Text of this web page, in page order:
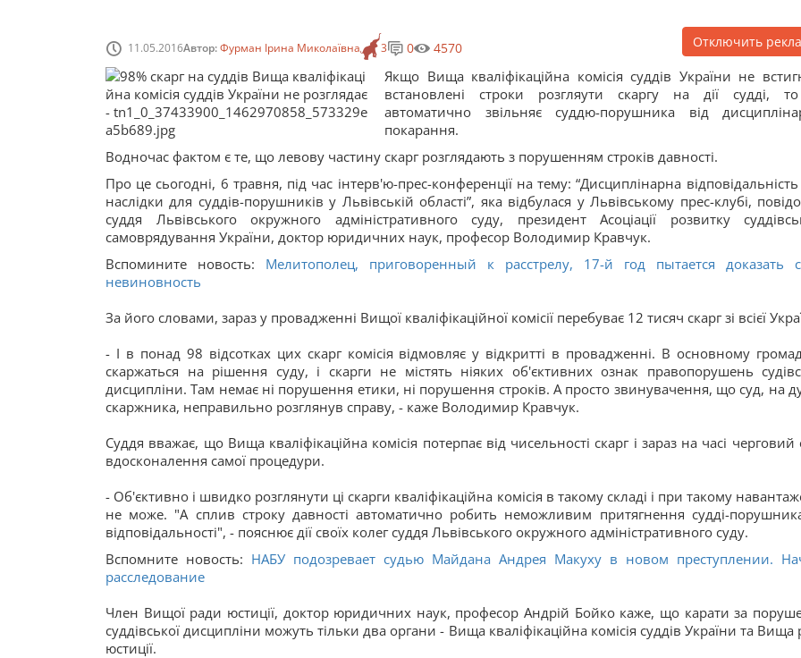
11.05.2016Автор:Фурман Ірина Миколаївна 3 0 4570 Отключить
Якщо Вища кваліфікаційна комісія суддів України не
встановлені строки розгляути скаргу на дії судді,
автоматично звільняє суддю-порушника від
покарання.
Водночас фактом є те, що левову частину скарг розглядають з порушенням строків давності.
Про це сьогодні, 6 травня, під час інтерв'ю-прес-конференції на тему: “Дисциплінарна відповідальність
наслідки для суддів-порушників у Львівській області”, яка відбулася у Львівському прес-клубі,
суддя Львівського окружного адміністративного суду, президент Асоціації розвитку
самоврядування України, доктор юридичних наук, професор Володимир Кравчук.
Вспомините новость: Мелитополец, приговоренный к расстрелу, 17-й год пытается доказать
невиновность
За його словами, зараз у провадженні Вищої кваліфікаційної комісії перебуває 12 тисяч скарг зі всієї
- І в понад 98 відсотках цих скарг комісія відмовляє у відкритті в провадженні. В основному
скаржаться на рішення суду, і скарги не містять ніяких об'єктивних ознак правопорушень
дисципліни. Там немає ні порушення етики, ні порушення строків. А просто звинувачення, що суд, на
скаржника, неправильно розглянув справу, - каже Володимир Кравчук.
Суддя вважає, що Вища кваліфікаційна комісія потерпає від чисельності скарг і зараз на часі черговий
вдосконалення самої процедури.
- Об'єктивно і швидко розглянути ці скарги кваліфікаційна комісія в такому складі і при такому
не може. "А сплив строку давності автоматично робить неможливим притягнення судді-
відповідальності", - пояснює дії своїх колег суддя Львівського окружного адміністративного суду.
Вспомните новость: НАБУ подозревает судью Майдана Андрея Макуху в новом преступлении.
расследование
Член Вищої ради юстиції, доктор юридичних наук, професор Андрій Бойко каже, що карати за
суддівської дисципліни можуть тільки два органи - Вища кваліфікаційна комісія суддів України та Вища
юстиції.